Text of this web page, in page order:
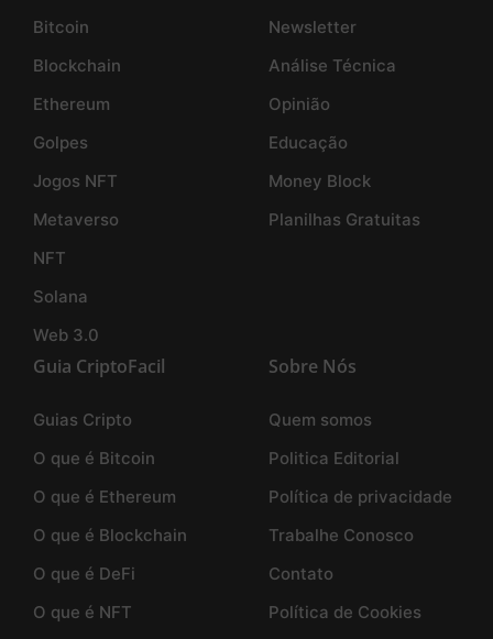
Bitcoin
Blockchain
Ethereum
Golpes
Jogos NFT
Metaverso
NFT
Solana
Web 3.0
Newsletter
Análise Técnica
Opinião
Educação
Money Block
Planilhas Gratuitas
Guia CriptoFacil
Guias Cripto
O que é Bitcoin
O que é Ethereum
O que é Blockchain
O que é DeFi
O que é NFT
Sobre Nós
Quem somos
Politica Editorial
Política de privacidade
Trabalhe Conosco
Contato
Política de Cookies